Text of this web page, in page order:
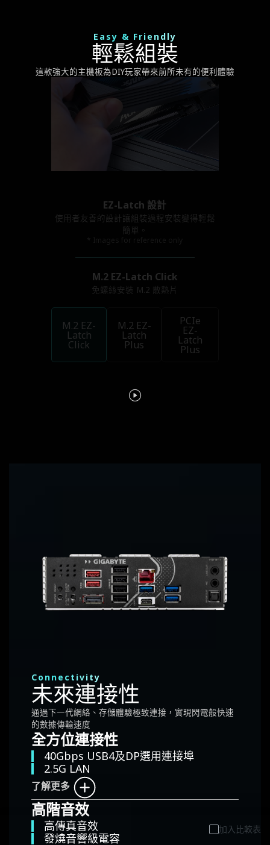
加入比較表
Easy & Friendly
輕鬆組裝
這款強大的主機板為DIY玩家帶來前所未有的便利體驗
EZ-Latch 設計
使用者友善的設計讓組裝過程安裝變得輕鬆
簡單。
M.2 EZ-Latch Click
免螺絲安裝 M.2 散熱片
M.2 EZ-
Latch
Click
M.2 EZ-
Latch
Plus
PCIe
EZ-
Latch
Plus
Connectivity
未來連接性
通過下一代網絡、存儲體驗極致連接，實現閃電般快速
的數據傳輸速度
全方位連接性
40Gbps USB4及DP選用連接埠
2.5G LAN
了解更多
高階音效
高傳真音效
發燒音響級電容